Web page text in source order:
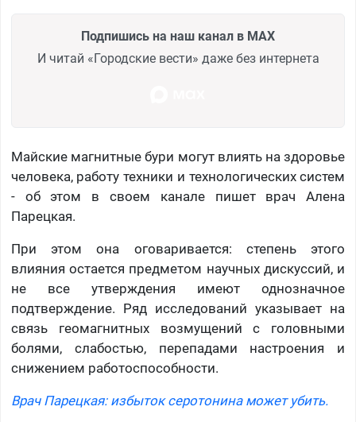
Подпишись на наш канал в MAX
И читай «Городские вести» даже без интернета
Майские магнитные бури могут влиять на здоровье
человека, работу техники и технологических систем
- об этом в своем канале пишет врач Алена
Парецкая.
При этом она оговаривается: степень этого
влияния остается предметом научных дискуссий, и
не все утверждения имеют однозначное
подтверждение. Ряд исследований указывает на
связь геомагнитных возмущений с головными
болями, слабостью, перепадами настроения и
снижением работоспособности.
Врач Парецкая: избыток серотонина может убить.